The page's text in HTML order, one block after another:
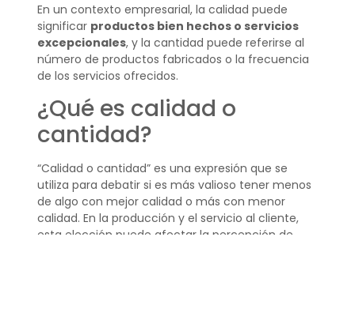
En un contexto empresarial, la calidad puede
significar productos bien hechos o servicios
excepcionales, y la cantidad puede referirse al
número de productos fabricados o la frecuencia
de los servicios ofrecidos.
¿Qué es calidad o
cantidad?
“Calidad o cantidad” es una expresión que se
utiliza para debatir si es más valioso tener menos
de algo con mejor calidad o más con menor
calidad. En la producción y el servicio al cliente,
esta elección puede afectar la percepción de